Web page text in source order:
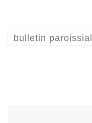
bulletin paroissial